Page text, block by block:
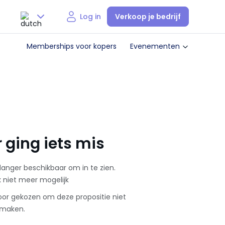
Nederlands
Log in Verkoop je bedrijf
Memberships voor kopers Evenementen
ging iets mis
beschikbaar om in te zien.
niet meer mogelijk
gekozen om deze propositie niet